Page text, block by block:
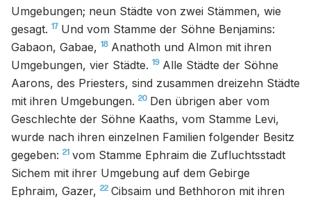
Umgebungen; neun Städte von zwei Stämmen, wie
gesagt. 17 Und vom Stamme der Söhne Benjamins:
Gabaon, Gabae, 18 Anathoth und Almon mit ihren
Umgebungen, vier Städte. 19 Alle Städte der Söhne
Aarons, des Priesters, sind zusammen dreizehn Städte
mit ihren Umgebungen. 20 Den übrigen aber vom
Geschlechte der Söhne Kaaths, vom Stamme Levi,
wurde nach ihren einzelnen Familien folgender Besitz
gegeben: 21 vom Stamme Ephraim die Zufluchtsstadt
Sichem mit ihrer Umgebung auf dem Gebirge
Ephraim, Gazer, 22 Cibsaim und Bethhoron mit ihren